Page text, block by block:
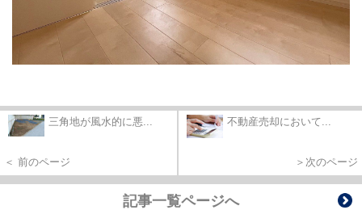
三角地が風水的に悪...
＜ 前のページ
不動産売却において...
＞次のページ
記事一覧ページへ